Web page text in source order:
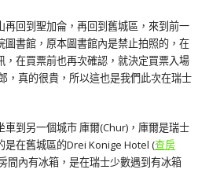
再回到聖加侖，再回到舊城區，來到前一
圖書館，原本圖書館內是禁止拍照的，在
，在買票前也再次確認，就決定買票入場
，真的很貴，所以這也是我們此次在瑞士
到另一個城市 庫爾(Chur)，庫爾是瑞士
是在舊城區的Drei Konige Hotel (查房
間內有冰箱，是在瑞士少數遇到有冰箱